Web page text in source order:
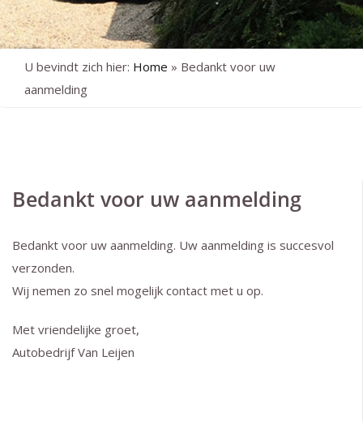
U bevindt zich hier: Home » Bedankt voor uw
aanmelding
Bedankt voor uw aanmelding
Bedankt voor uw aanmelding. Uw aanmelding is succesvol
verzonden.
Wij nemen zo snel mogelijk contact met u op.
Met vriendelijke groet,
Autobedrijf Van Leijen